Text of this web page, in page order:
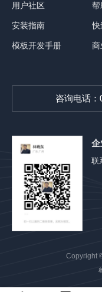
用户社区 帮
安装指南 快
模板开发手册 商
咨询电话：
企
联
Copyright